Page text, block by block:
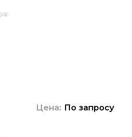
Цена: По запросу